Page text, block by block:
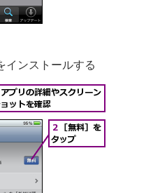
インストールする